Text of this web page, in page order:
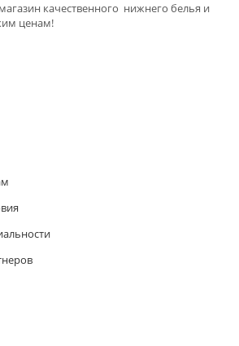
качественного нижнего белья и
ценам!